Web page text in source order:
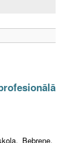
Bebrene,